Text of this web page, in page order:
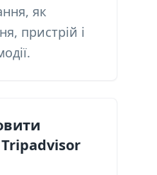
як
пристрій і